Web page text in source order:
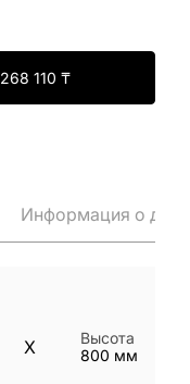
268 110 ₸
Информация о
X
Высота
800 мм